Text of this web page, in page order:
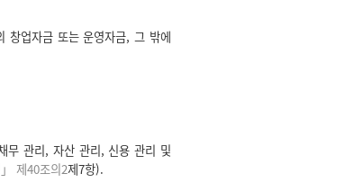
창업자금 또는 운영자금, 그 밖에
무 관리, 자산 관리, 신용 관리 및
제40조의2제7항).